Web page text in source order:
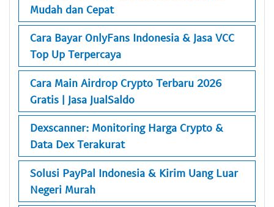
Mudah dan Cepat
Cara Bayar OnlyFans Indonesia & Jasa VCC
Top Up Terpercaya
Cara Main Airdrop Crypto Terbaru 2026
Gratis | Jasa JualSaldo
Dexscanner: Monitoring Harga Crypto &
Data Dex Terakurat
Solusi PayPal Indonesia & Kirim Uang Luar
Negeri Murah